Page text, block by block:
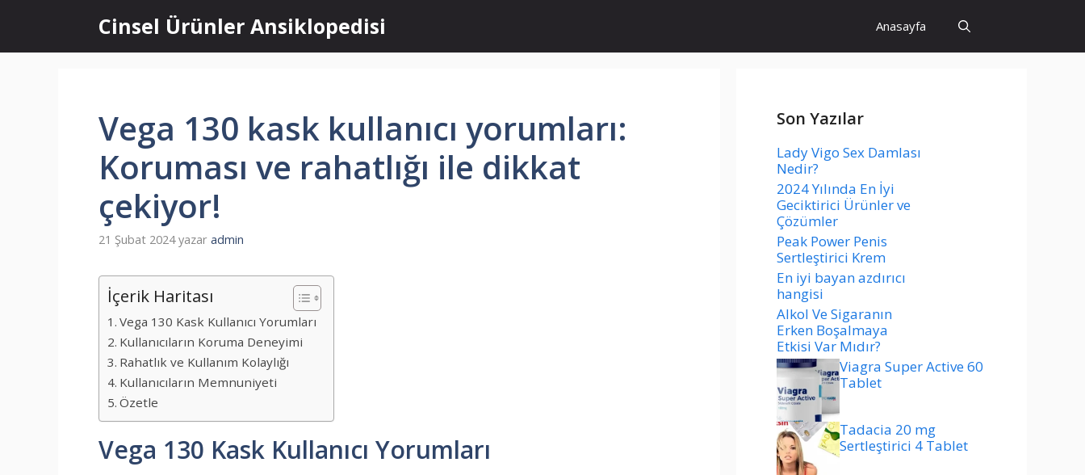
Cinsel Ürünler Ansiklopedisi Anasayfa
Vega 130 kask kullanıcı yorumları:
Koruması ve rahatlığı ile dikkat
çekiyor!
21 Şubat 2024 yazar admin
İçerik Haritası
Vega 130 Kask Kullanıcı Yorumları
Kullanıcıların Koruma Deneyimi
Rahatlık ve Kullanım Kolaylığı
Kullanıcıların Memnuniyeti
Özetle
Vega 130 Kask Kullanıcı Yorumları
Son Yazılar
Lady Vigo Sex Damlası
Nedir?
2024 Yılında En İyi
Geciktirici Ürünler ve
Çözümler
Peak Power Penis
Sertleştirici Krem
En iyi bayan azdırıcı
hangisi
Alkol Ve Sigaranın
Erken Boşalmaya
Etkisi Var Mıdır?
Viagra Super Active 60
Tablet
Tadacia 20 mg
Sertleştirici 4 Tablet